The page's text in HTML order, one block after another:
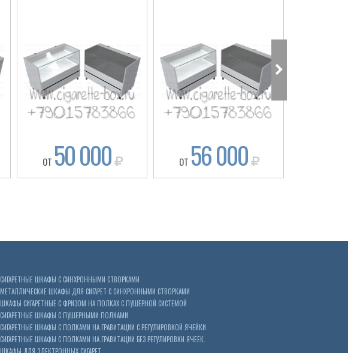
ОТ 50 000 ОТ 56 000
СИГАРЕТНЫЕ ШКАФЫ С СИНХРОННЫМИ СТВОРКАМИ
МЕТАЛЛИЧЕСКИЕ ШКАФЫ ДЛЯ СИГАРЕТ С СИНХРОННЫМИ СТВОРКАМИ
ШКАФЫ СИГАРЕТНЫЕ С ФРИЗОМ НА ПОЛКАХ С ПУШЕРНОЙ СИСТЕМОЙ
СИГАРЕТНЫЕ ШКАФЫ С ПУШЕРНЫМИ ПОЛКАМИ
СИГАРЕТНЫЕ ШКАФЫ С ПОЛКАМИ НА ГРАВИТАЦИИ С РЕГУЛИРОВКОЙ ЯЧЕЙКИ
СИГАРЕТНЫЕ ШКАФЫ С ПОЛКАМИ НА ГРАВИТАЦИИ БЕЗ РЕГУЛИРОВКИ ЯЧЕЕК.